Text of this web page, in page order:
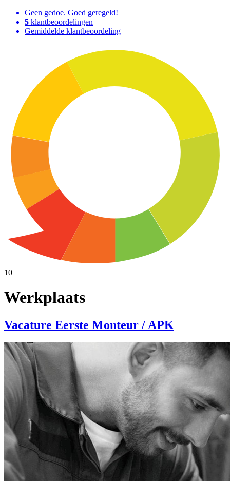
Geen gedoe. Goed geregeld!
5 klantbeoordelingen
Gemiddelde klantbeoordeling
10
Werkplaats
Vacature Eerste Monteur / APK